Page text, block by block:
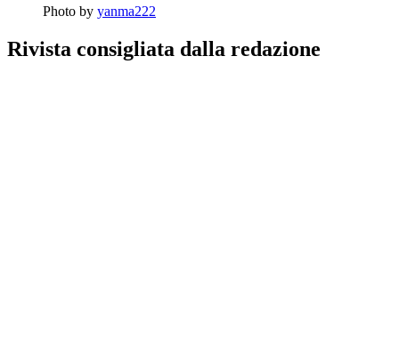
Photo by yanma222
Rivista consigliata dalla redazione